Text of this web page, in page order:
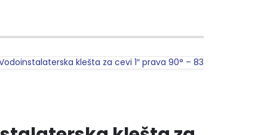
Vodoinstalaterska klešta za cevi 1″ prava 90° – 83